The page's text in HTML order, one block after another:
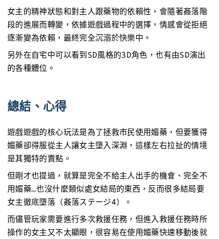
女主的精神狀態和對主人跟藥物的依賴性，會隨著姦落階
段的進展而轉變，依據遊戲過程中的選擇，情感會從拒絕
逐漸變為依賴，最終完全沉溺於快樂中。
另外在自宅中可以看到SD風格的3D角色，也有由SD演出
的各種體位。
總結、心得
遊戲遊戲的核心玩法是為了拯救市民使用媚藥，但要獲得
媚藥卻得服從主人讓女主墮入深淵，這樣左右拉扯的情境
是其獨特的賣點。
但剛才也提過，就算是完全不給主人出手的機會、完全不
用媚藥…也沒什麼類似處女結局的東西，反而很多結局要
女主徹底墮落（姦落ステージ4）。
而儘管玩家需要進行多次救援任務，但進入救援任務時所
操作的女主又不太顯眼，很容易在使用媚藥快速移動後就